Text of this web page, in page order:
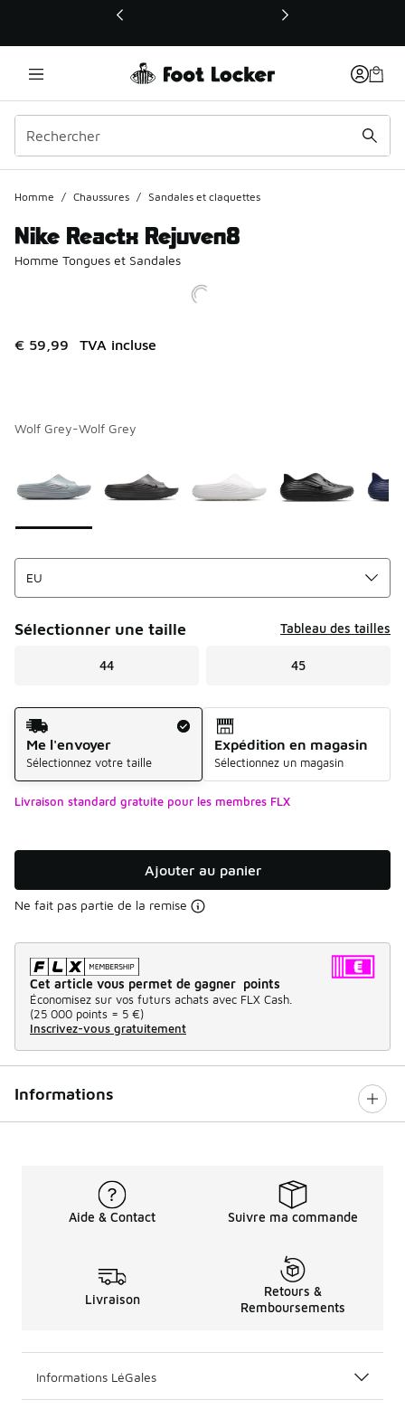
Ce lien ouvrira une nouvelle fenêtre
Homme / Chaussures / Sandales et claquettes
Nike Reactx Rejuven8
Homme Tongues et Sandales
€ 59,99 TVA incluse
Wolf Grey-Wolf Grey
Sélectionner une taille Tableau des tailles
44 45
Mode d'expédition
Me l'envoyer
Sélectionnez votre taille
Expédition en magasin
Sélectionnez un magasin
Livraison standard gratuite pour les membres FLX
Ajouter au panier
Ne fait pas partie de la remise
Cet article vous permet de gagner points
Économisez sur vos futurs achats avec FLX Cash.
(25 000 points = 5 €)
Inscrivez-vous gratuitement
Informations
Aide & Contact Suivre ma commande
Livraison
Retours &
Remboursements
Informations LéGales